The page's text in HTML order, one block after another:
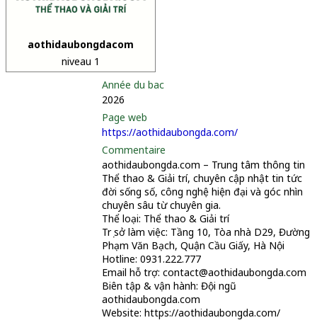
aothidaubongdacom
niveau 1
Année du bac
2026
Page web
https://aothidaubongda.com/
Commentaire
aothidaubongda.com – Trung tâm thông tin
Thể thao & Giải trí, chuyên cập nhật tin tức
đời sống số, công nghệ hiện đại và góc nhìn
chuyên sâu từ chuyên gia.
Thể loại: Thể thao & Giải trí
Trụ sở làm việc: Tầng 10, Tòa nhà D29, Đường
Phạm Văn Bạch, Quận Cầu Giấy, Hà Nội
Hotline: 0931.222.777
Email hỗ trợ: contact@aothidaubongda.com
Biên tập & vận hành: Đội ngũ
aothidaubongda.com
Website: https://aothidaubongda.com/